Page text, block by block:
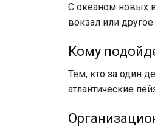
С океаном новых
вокзал или
Кому
Тем, кто за один
атлантические